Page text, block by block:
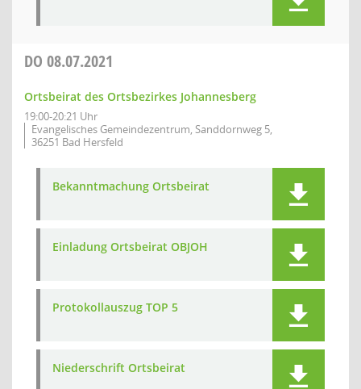
DO 08.07.2021
Ortsbeirat des Ortsbezirkes Johannesberg
19:00-20:21 Uhr
Evangelisches Gemeindezentrum, Sanddornweg 5,
36251 Bad Hersfeld
Bekanntmachung Ortsbeirat
Einladung Ortsbeirat OBJOH
Protokollauszug TOP 5
Niederschrift Ortsbeirat